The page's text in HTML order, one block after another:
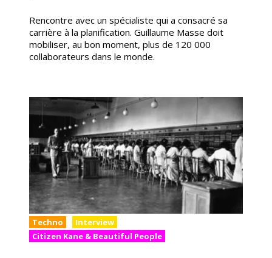
Rencontre avec un spécialiste qui a consacré sa
carrière à la planification. Guillaume Masse doit
mobiliser, au bon moment, plus de 120 000
collaborateurs dans le monde.
Techno
Interview
Citizen Kane & Beautiful People